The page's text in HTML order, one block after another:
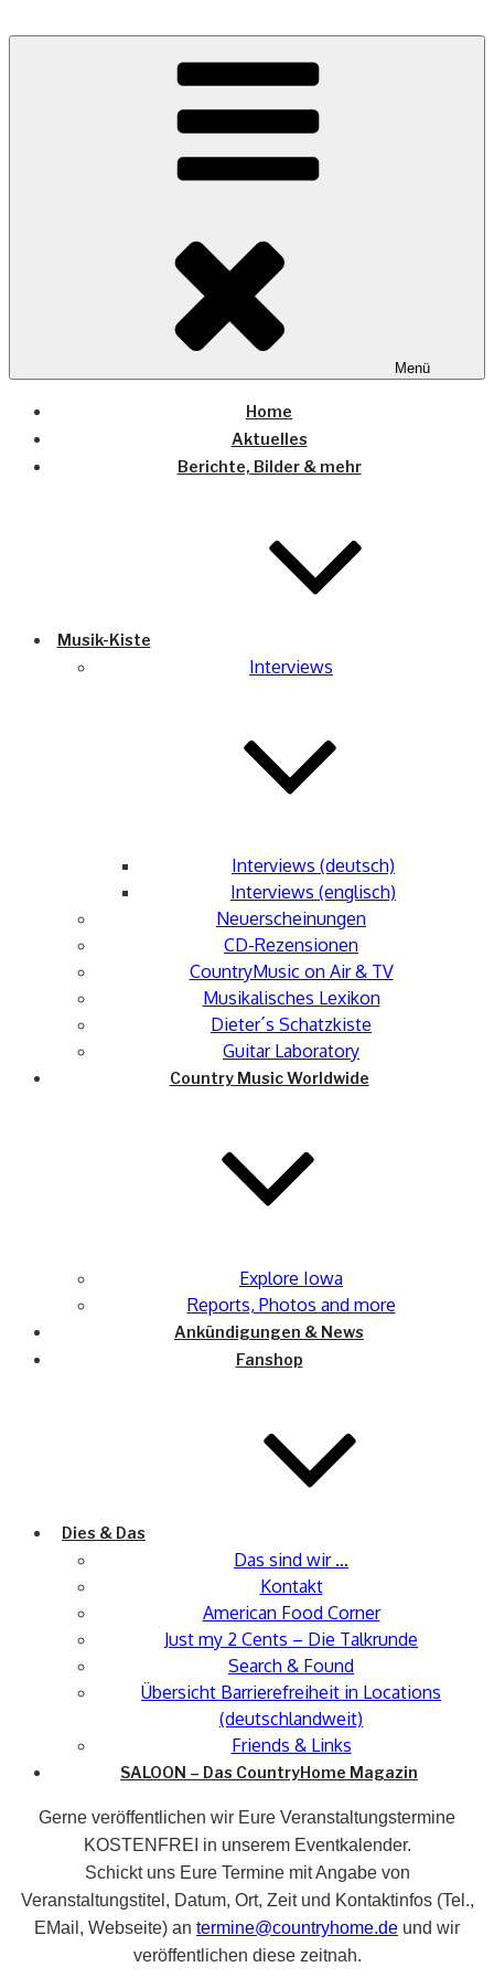
COUNTRYHOME
Wo die (Country-) Musik Zuhause ist
Menü
Home
Aktuelles
Berichte, Bilder & mehr
Musik-Kiste
Interviews
Interviews (deutsch)
Interviews (englisch)
Neuerscheinungen
CD-Rezensionen
CountryMusic on Air & TV
Musikalisches Lexikon
Dieter´s Schatzkiste
Guitar Laboratory
Country Music Worldwide
Explore Iowa
Reports, Photos and more
Ankündigungen & News
Fanshop
Dies & Das
Das sind wir …
Kontakt
American Food Corner
Just my 2 Cents – Die Talkrunde
Search & Found
Übersicht Barrierefreiheit in Locations
(deutschlandweit)
Friends & Links
SALOON – Das CountryHome Magazin
Gerne veröffentlichen wir Eure Veranstaltungstermine
KOSTENFREI in unserem Eventkalender.
Schickt uns Eure Termine mit Angabe von
Veranstaltungstitel, Datum, Ort, Zeit und Kontaktinfos (Tel.,
EMail, Webseite) an termine@countryhome.de und wir
veröffentlichen diese zeitnah.